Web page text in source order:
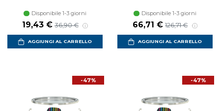
Disponibile 1-3 giorni
19,43 € 36,90 €
AGGIUNGI AL CARRELLO
Disponibile 1-3 giorni
66,71 € 126,71 €
AGGIUNGI AL CARRELLO
-47% -47%